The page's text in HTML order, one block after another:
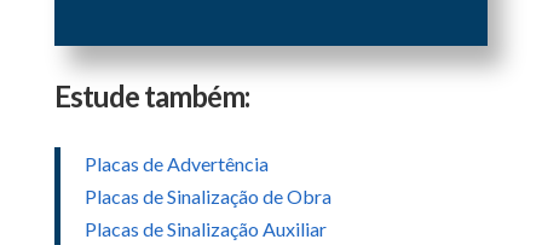
Estude também:
Placas de Advertência
Placas de Sinalização de Obra
Placas de Sinalização Auxiliar